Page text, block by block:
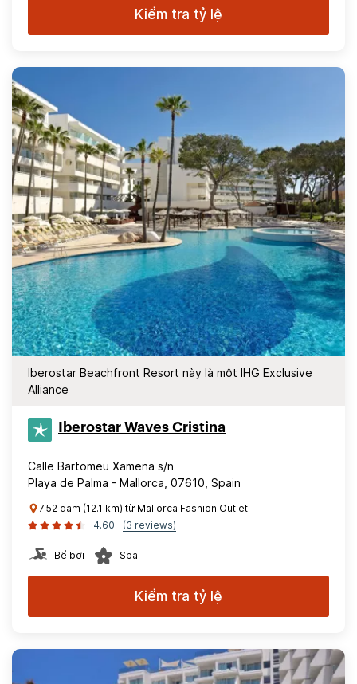
Kiểm tra tỷ lệ
Iberostar Beachfront Resort này là một IHG Exclusive
Alliance
Iberostar Waves Cristina
Calle Bartomeu Xamena s/n
Playa de Palma - Mallorca, 07610, Spain
7.52 dặm (12.1 km) từ Mallorca Fashion Outlet
4.60
(3 reviews)
Bể bơi Spa
Kiểm tra tỷ lệ